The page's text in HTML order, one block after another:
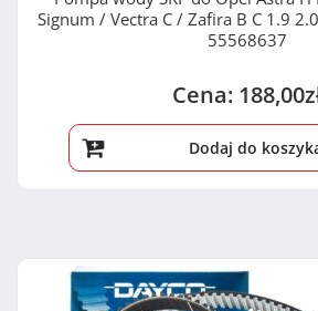
Signum / Vectra C / Zafira B C 1.9
55568637
188,00
Dodaj do